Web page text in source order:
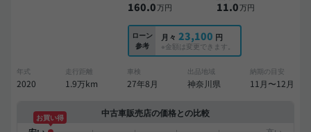
160.0万円 11.0万円
ローン
参考
月々 23,100 円
※金額は変更できます。
年式
2020
走行距離
1.9万km
車検
27年8月
出品地域
神奈川県
納期の目安
11月〜12月
中古車販売店の価格との比較
お買い得